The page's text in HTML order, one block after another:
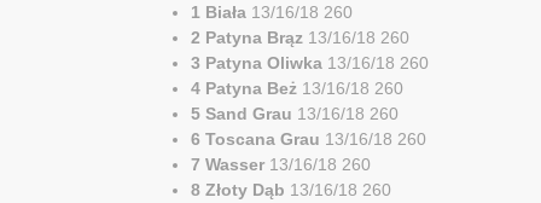
1 Biała 13/16/18 260
2 Patyna Brąz 13/16/18 260
3 Patyna Oliwka 13/16/18 260
4 Patyna Beż 13/16/18 260
5 Sand Grau 13/16/18 260
6 Toscana Grau 13/16/18 260
7 Wasser 13/16/18 260
8 Złoty Dąb 13/16/18 260